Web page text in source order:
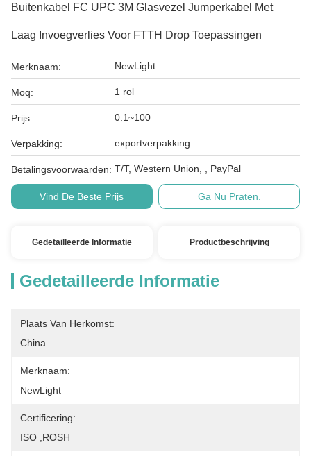
Buitenkabel FC UPC 3M Glasvezel Jumperkabel Met
Laag Invoegverlies Voor FTTH Drop Toepassingen
Merknaam: NewLight
Moq: 1 rol
Prijs: 0.1~100
Verpakking: exportverpakking
Betalingsvoorwaarden: T/T, Western Union, , PayPal
Vind De Beste Prijs Ga Nu Praten.
Gedetailleerde Informatie Productbeschrijving
Gedetailleerde Informatie
Plaats Van Herkomst:
China
Merknaam:
NewLight
Certificering:
ISO ,ROSH